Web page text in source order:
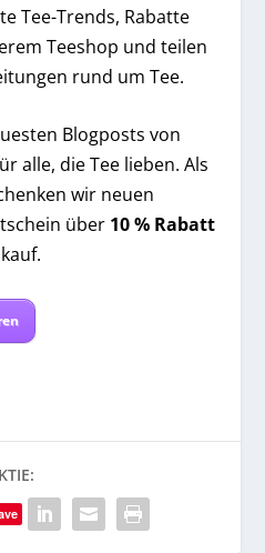
Tee-Trends, Rabatte
Teeshop und teilen
rund um Tee.
Blogposts von
alle, die Tee lieben. Als
wir neuen
über 10 % Rabatt